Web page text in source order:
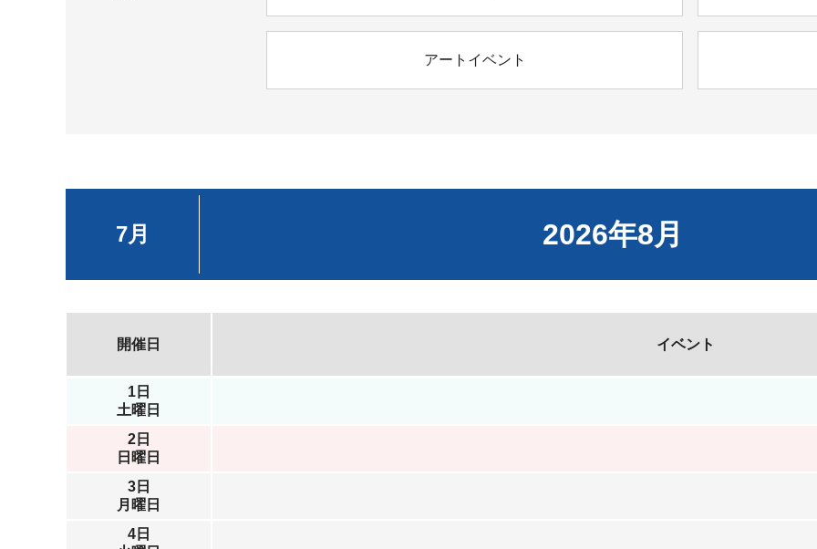
アートイベント
2026年8月
7月
開催日 イベント
1日
土曜日
2日
日曜日
3日
月曜日
4日